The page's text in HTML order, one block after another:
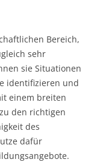
Bereich,
sehr
sie Situationen
identifizieren und
einem breiten
den richtigen
des
dafür